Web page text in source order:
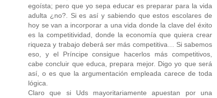
egoísta; pero que yo sepa educar es preparar para la vida
adulta ¿no?. Si es así y sabiendo que estos escolares de
hoy se van a incorporar a una vida donde la clave del éxito
es la competitividad, donde la economía que quiera crear
riqueza y trabajo deberá ser más competitiva… Si sabemos
eso, y el Príncipe consigue hacerlos más competitivos,
cabe concluir que educa, prepara mejor. Digo yo que será
así, o es que la argumentación empleada carece de toda
lógica.
Claro que si Uds mayoritariamente apuestan por una